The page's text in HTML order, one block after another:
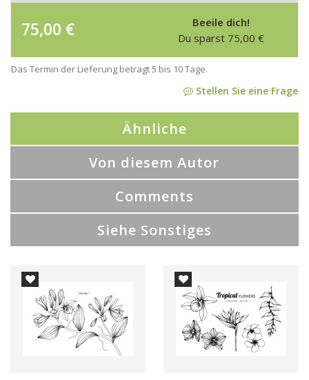
75,00 €
Beeile dich!
Du sparst 75,00 €
Das Termin der Lieferung beträgt 5 bis 10 Tage.
Stellen Sie eine Frage
Ähnliche
Von diesem Autor
Comments
Siehe Sonstiges